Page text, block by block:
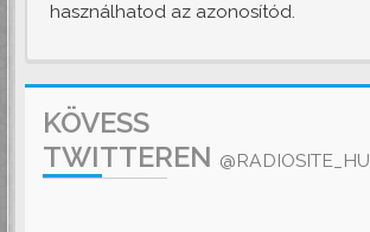
használhatod az azonosítód.
KÖVESS
TWITTEREN @RADIOSITE_HU